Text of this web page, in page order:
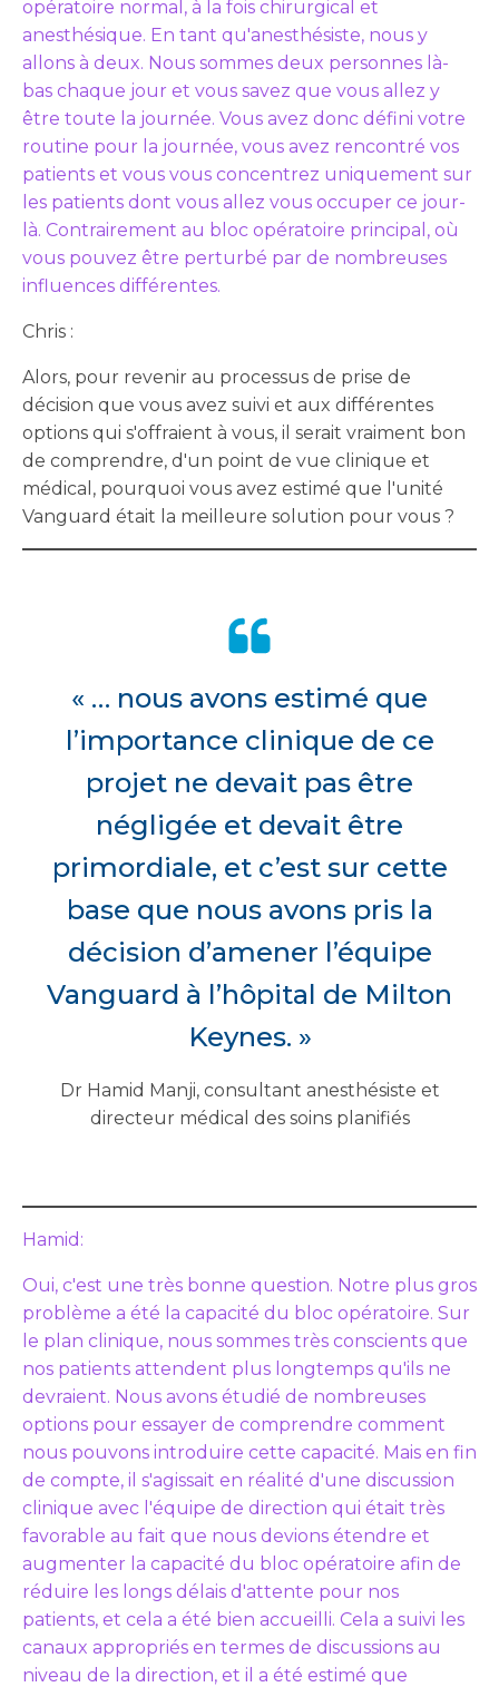
opératoire normal, à la fois chirurgical et
anesthésique. En tant qu'anesthésiste, nous y
allons à deux. Nous sommes deux personnes là-
bas chaque jour et vous savez que vous allez y
être toute la journée. Vous avez donc défini votre
routine pour la journée, vous avez rencontré vos
patients et vous vous concentrez uniquement sur
les patients dont vous allez vous occuper ce jour-
là. Contrairement au bloc opératoire principal, où
vous pouvez être perturbé par de nombreuses
influences différentes.
Chris :
Alors, pour revenir au processus de prise de
décision que vous avez suivi et aux différentes
options qui s'offraient à vous, il serait vraiment bon
de comprendre, d'un point de vue clinique et
médical, pourquoi vous avez estimé que l'unité
Vanguard était la meilleure solution pour vous ?
« … nous avons estimé que
l’importance clinique de ce
projet ne devait pas être
négligée et devait être
primordiale, et c’est sur cette
base que nous avons pris la
décision d’amener l’équipe
Vanguard à l’hôpital de Milton
Keynes. »
Dr Hamid Manji, consultant anesthésiste et
directeur médical des soins planifiés
Hamid:
Oui, c'est une très bonne question. Notre plus gros
problème a été la capacité du bloc opératoire. Sur
le plan clinique, nous sommes très conscients que
nos patients attendent plus longtemps qu'ils ne
devraient. Nous avons étudié de nombreuses
options pour essayer de comprendre comment
nous pouvons introduire cette capacité. Mais en fin
de compte, il s'agissait en réalité d'une discussion
clinique avec l'équipe de direction qui était très
favorable au fait que nous devions étendre et
augmenter la capacité du bloc opératoire afin de
réduire les longs délais d'attente pour nos
patients, et cela a été bien accueilli. Cela a suivi les
canaux appropriés en termes de discussions au
niveau de la direction, et il a été estimé que